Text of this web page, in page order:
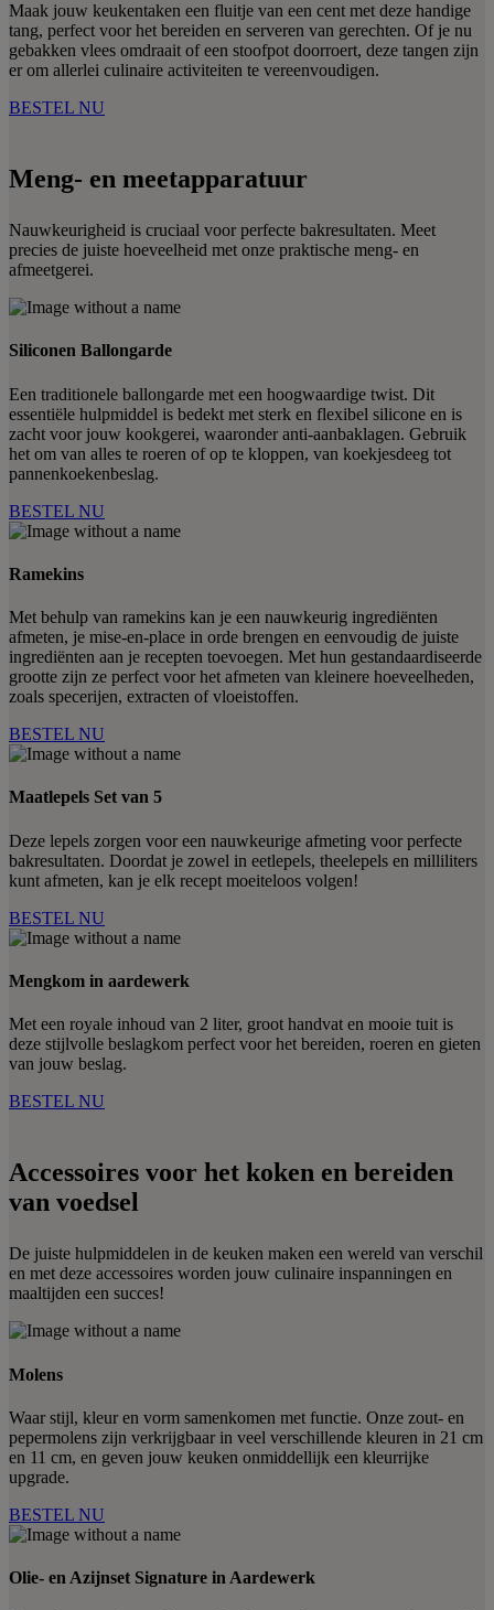
Maak jouw keukentaken een fluitje van een cent met deze handige
tang, perfect voor het bereiden en serveren van gerechten. Of je nu
gebakken vlees omdraait of een stoofpot doorroert, deze tangen zijn
er om allerlei culinaire activiteiten te vereenvoudigen.
BESTEL NU
Meng- en meetapparatuur
Nauwkeurigheid is cruciaal voor perfecte bakresultaten. Meet
precies de juiste hoeveelheid met onze praktische meng- en
afmeetgerei.
Siliconen Ballongarde
Een traditionele ballongarde met een hoogwaardige twist. Dit
essentiële hulpmiddel is bedekt met sterk en flexibel silicone en is
zacht voor jouw kookgerei, waaronder anti-aanbaklagen. Gebruik
het om van alles te roeren of op te kloppen, van koekjesdeeg tot
pannenkoekenbeslag.
BESTEL NU
Ramekins
Met behulp van ramekins kan je een nauwkeurig ingrediënten
afmeten, je mise-en-place in orde brengen en eenvoudig de juiste
ingrediënten aan je recepten toevoegen. Met hun gestandaardiseerde
grootte zijn ze perfect voor het afmeten van kleinere hoeveelheden,
zoals specerijen, extracten of vloeistoffen.
BESTEL NU
Maatlepels Set van 5
Deze lepels zorgen voor een nauwkeurige afmeting voor perfecte
bakresultaten. Doordat je zowel in eetlepels, theelepels en milliliters
kunt afmeten, kan je elk recept moeiteloos volgen!
BESTEL NU
Mengkom in aardewerk
Met een royale inhoud van 2 liter, groot handvat en mooie tuit is
deze stijlvolle beslagkom perfect voor het bereiden, roeren en gieten
van jouw beslag.
BESTEL NU
Accessoires voor het koken en bereiden
van voedsel
De juiste hulpmiddelen in de keuken maken een wereld van verschil
en met deze accessoires worden jouw culinaire inspanningen en
maaltijden een succes!
Molens
Waar stijl, kleur en vorm samenkomen met functie. Onze zout- en
pepermolens zijn verkrijgbaar in veel verschillende kleuren in 21 cm
en 11 cm, en geven jouw keuken onmiddellijk een kleurrijke
upgrade.
BESTEL NU
Olie- en Azijnset Signature in Aardewerk